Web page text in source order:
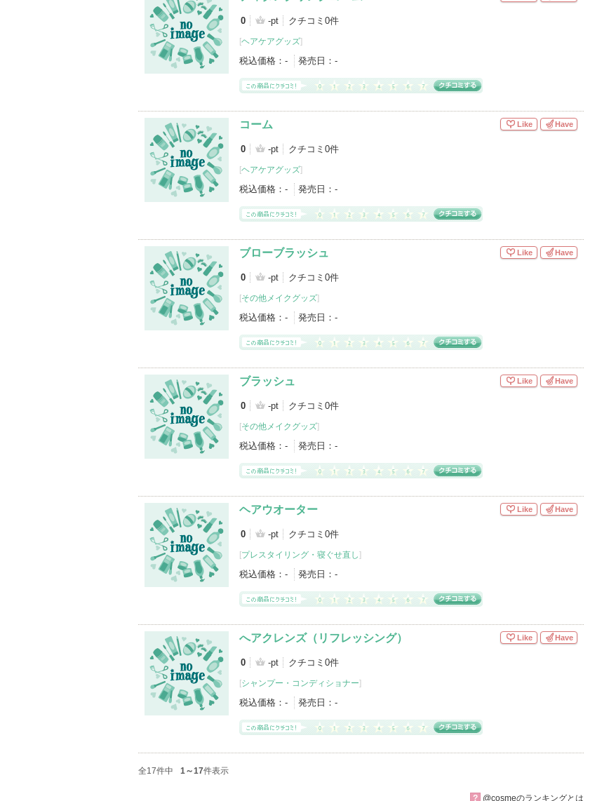
0 -pt クチコミ0件
[ヘアケアグッズ]
税込価格： - 発売日： -
コーム
0 -pt クチコミ0件
[ヘアケアグッズ]
税込価格： - 発売日： -
Like Have
ブローブラッシュ
0 -pt クチコミ0件
[その他メイクグッズ]
税込価格： - 発売日： -
Like Have
ブラッシュ
0 -pt クチコミ0件
[その他メイクグッズ]
税込価格： - 発売日： -
Like Have
ヘアウオーター
0 -pt クチコミ0件
[プレスタイリング・寝ぐせ直し]
税込価格： - 発売日： -
Like Have
へアクレンズ（リフレッシング）
0 -pt クチコミ0件
[シャンプー・コンディショナー]
税込価格： - 発売日： -
Like Have
全17件中 1～17件表示
? @cosmeのランキングとは